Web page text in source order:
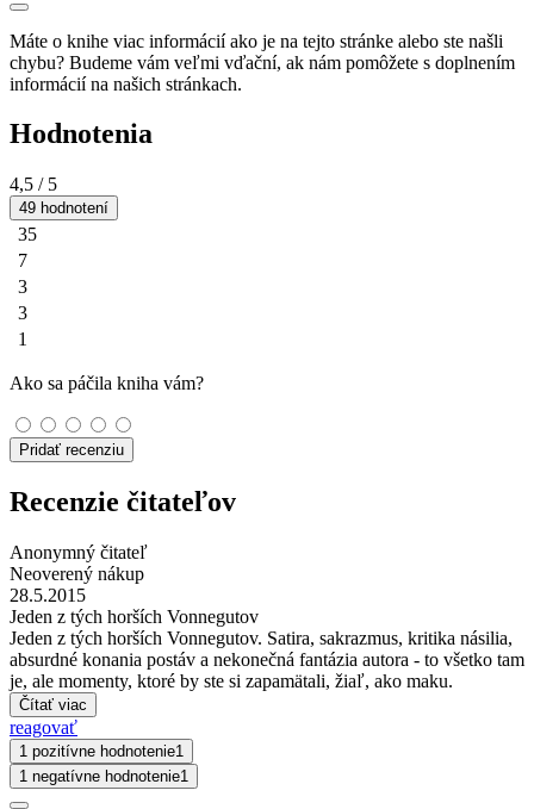
Máte o knihe viac informácií ako je na tejto stránke alebo ste našli
chybu? Budeme vám veľmi vďační, ak nám pomôžete s doplnením
informácií na našich stránkach.
Hodnotenia
4,5 / 5
49 hodnotení
35
7
3
3
1
Ako sa páčila kniha vám?
Pridať recenziu
Recenzie čitateľov
Anonymný čitateľ
Neoverený nákup
28.5.2015
Jeden z tých horších Vonnegutov
Jeden z tých horších Vonnegutov. Satira, sakrazmus, kritika násilia,
absurdné konania postáv a nekonečná fantázia autora - to všetko tam
je, ale momenty, ktoré by ste si zapamätali, žiaľ, ako maku.
Čítať viac
reagovať
1 pozitívne hodnotenie1
1 negatívne hodnotenie1